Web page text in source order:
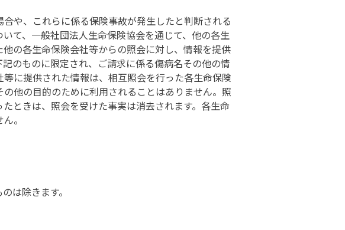
や、これらに係る保険事故が発生したと判断される
て、一般社団法人生命保険協会を通じて、他の各生
の各生命保険会社等からの照会に対し、情報を提供
のものに限定され、ご請求に係る傷病名その他の情
に提供された情報は、相互照会を行った各生命保険
他の目的のために利用されることはありません。照
ときは、照会を受けた事実は消去されます。各生命
。
は除きます。